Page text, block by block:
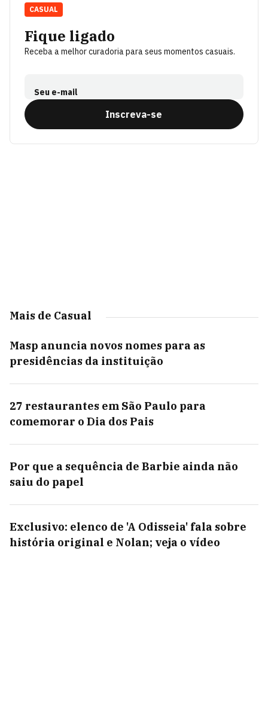
Fique ligado
Receba a melhor curadoria para seus momentos casuais.
Seu e-mail
Inscreva-se
CASUAL
Mais de Casual
Masp anuncia novos nomes para as
presidências da instituição
27 restaurantes em São Paulo para
comemorar o Dia dos Pais
Por que a sequência de Barbie ainda não
saiu do papel
Exclusivo: elenco de 'A Odisseia' fala sobre
história original e Nolan; veja o vídeo